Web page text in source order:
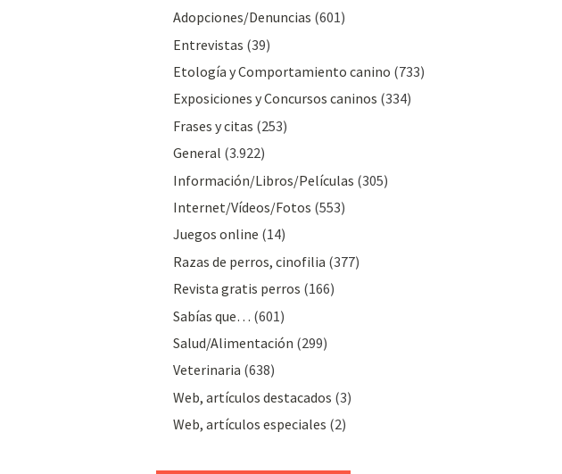
Adopciones/Denuncias (601)
Entrevistas (39)
Etología y Comportamiento canino (733)
Exposiciones y Concursos caninos (334)
Frases y citas (253)
General (3.922)
Información/Libros/Películas (305)
Internet/Vídeos/Fotos (553)
Juegos online (14)
Razas de perros, cinofilia (377)
Revista gratis perros (166)
Sabías que… (601)
Salud/Alimentación (299)
Veterinaria (638)
Web, artículos destacados (3)
Web, artículos especiales (2)